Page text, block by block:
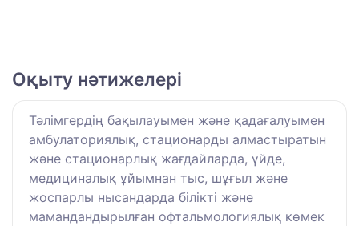
Оқыту нәтижелері
Тәлімгердің бақылауымен және қадағалуымен
амбулаториялық, стационарды алмастыратын
және стационарлық жағдайларда, үйде,
медициналық ұйымнан тыс, шұғыл және
жоспарлы нысандарда білікті және
мамандандырылған офтальмологиялық көмек